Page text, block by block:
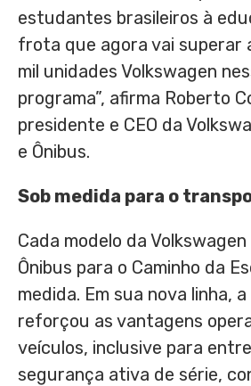
estudantes brasileiros à
frota que agora vai superar
mil unidades Volkswagen
programa”, afirma Roberto
presidente e CEO da
e Ônibus.
Sob medida para o
Cada modelo da Volkswagen
Ônibus para o Caminho da
medida. Em sua nova linha,
reforçou as vantagens
veículos, inclusive para
segurança ativa de série,